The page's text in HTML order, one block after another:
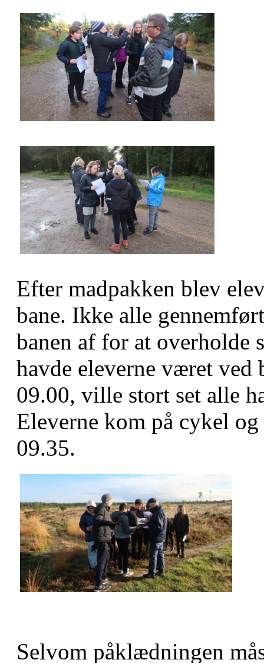
Efter madpakken blev
bane. Ikke alle
banen af for at overholde
havde eleverne været
09.00, ville stort set alle
Eleverne kom på cykel
09.35.
Selvom påklædningen